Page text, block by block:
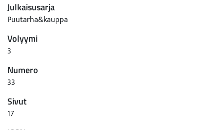
Julkaisusarja
Puutarha&kauppa
Volyymi
3
Numero
33
Sivut
17